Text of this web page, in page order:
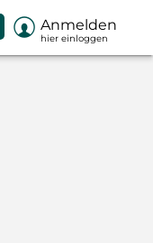
 Anmelden
hier einloggen